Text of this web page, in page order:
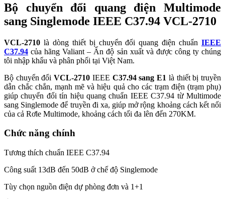
Bộ chuyển đổi quang điện Multimode
sang Singlemode IEEE C37.94 VCL-2710
VCL-2710 là dòng thiết bị chuyển đổi quang điện chuẩnIEEE
C37.94 của hãng Valiant – Ấn độ sản xuất và được công ty chúng
tôi nhập khẩu và phân phối tại Việt Nam.
Bộ chuyển đổiVCL-2710 IEEE C37.94 sang E1 là thiết bị truyền
dẫn chắc chắn, mạnh mẽ và hiệu quả cho các trạm điện (trạm phụ)
giúp chuyển đổi tín hiệu quang chuẩn IEEE C37.94 từ Multimode
sang Singlemode để truyền đi xa, giúp mở rộng khoảng cách kết nối
của cả Rơle Multimode, khoảng cách tối đa lên đến 270KM.
Chức năng chính
Tương thích chuẩn IEEE C37.94
Công suất 13dB đến 50dB ở chế độ Singlemode
Tùy chọn nguồn điện dự phòng đơn và 1+1